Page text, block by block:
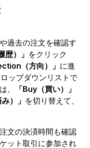
過去の注文を確認す
）」 をクリック
（方向）」 に進
ップダウンリストで
、
「Buy（買い）」
）」 を切り替えて、
文の決済時間も確認
ット取引に参加され